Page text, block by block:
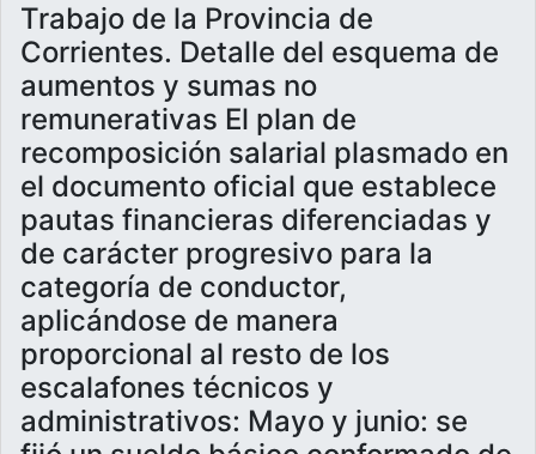
Trabajo de la Provincia de
Corrientes. Detalle del esquema de
aumentos y sumas no
remunerativas El plan de
recomposición salarial plasmado en
el documento oficial que establece
pautas financieras diferenciadas y
de carácter progresivo para la
categoría de conductor,
aplicándose de manera
proporcional al resto de los
escalafones técnicos y
administrativos: Mayo y junio: se